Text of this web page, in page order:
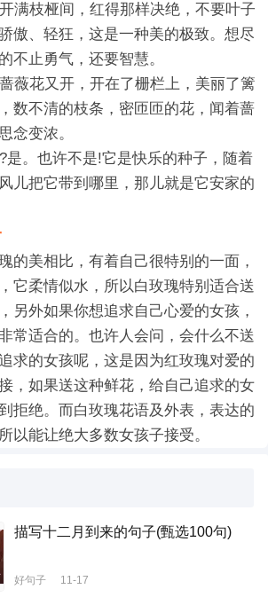
满枝桠间，红得那样决绝，不要叶子
傲、轻狂，这是一种美的极致。想尽
不止勇气，还要智慧。
薇花又开，开在了栅栏上，美丽了篱
数不清的枝条，密匝匝的花，闻着蔷
念变浓。
是。也许不是!它是快乐的种子，随着
儿把它带到哪里，那儿就是它安家的
的美相比，有着自己很特别的一面，
它柔情似水，所以白玫瑰特别适合送
另外如果你想追求自己心爱的女孩，
常适合的。也许人会问，会什么不送
求的女孩呢，这是因为红玫瑰对爱的
，如果送这种鲜花，给自己追求的女
拒绝。而白玫瑰花语及外表，表达的
以能让绝大多数女孩子接受。
描写十二月到来的句子(甄选100句)
好句子 11-17